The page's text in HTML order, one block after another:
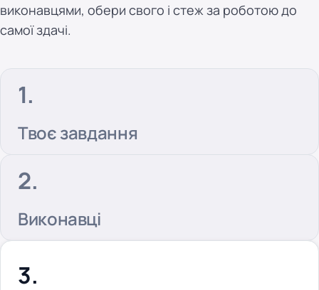
виконавцями, обери свого і стеж за роботою до
самої здачі.
Твоє завдання
Виконавці